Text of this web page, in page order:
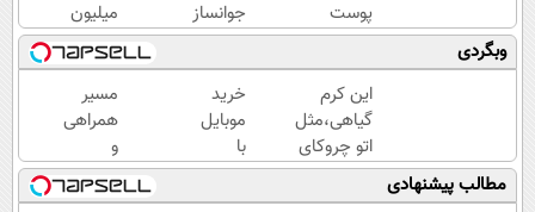
پوست
خود
هدیه
دهید...
جوانساز
حاوی
جلبک
اسپیرولینا!
( لینک
خرید با
تخفیف
ویژه)
میلیون
وام
آنی
خرید
طلا💰
ثبت
نام
کن!
وبگردی
این کرم
گیاهی،مثل
اتو چروکای
پوستتوصاف
میکنه!50%تخفیف
خرید
موبایل
با
اسنپ
پی | در
مسیر
همراهی
و
گزارش
عملکرد
مطالب پیشنهادی